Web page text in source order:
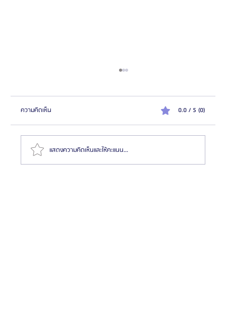
ความคิดเห็น 0.0 / 5 (0)
แสดงความคิดเห็นและให้คะแนน...